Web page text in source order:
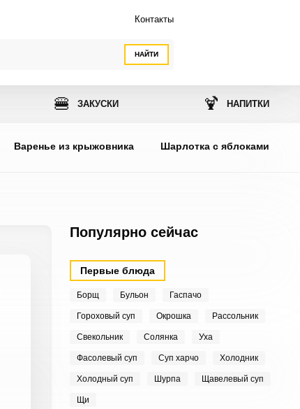
НАЙТИ
Контакты
🍔 ЗАКУСКИ 🍹 НАПИТКИ
Варенье из крыжовника Шарлотка с яблоками
Популярно сейчас
Первые блюда
Борщ Бульон Гаспачо
Гороховый суп Окрошка Рассольник
Свекольник Солянка Уха
Фасолевый суп Суп харчо Холодник
Холодный суп Шурпа Щавелевый суп
Щи